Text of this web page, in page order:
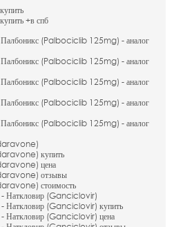
+в спб
(Palbociclib 125mg) - аналог
(Palbociclib 125mg) - аналог
(Palbociclib 125mg) - аналог
(Palbociclib 125mg) - аналог
(Palbociclib 125mg) - аналог
купить
цена
отзывы
стоимость
Наткловир (Ganciclovir)
Наткловир (Ganciclovir) купить
Наткловир (Ganciclovir) цена